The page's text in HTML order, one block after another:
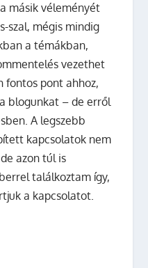
másik véleményét
szal, mégis mindig
a témákban,
vezethet
fontos pont ahhoz,
blogunkat – de erről
A legszebb
kapcsolatok nem
azon túl is
találkoztam így,
a kapcsolatot.